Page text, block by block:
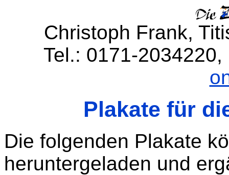
Christoph Frank,
Tel.: 0171-
Plakate für
Die folgenden Plakate
heruntergeladen und